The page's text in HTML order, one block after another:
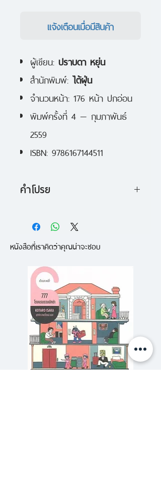
แจ้งเตือนเมื่อมีสินค้า
ผู้เขียน: ปราบดา หยุ่น
สำนักพิมพ์: ไต้ฝุ่น
จำนวนหน้า: 176 หน้า ปกอ่อน
พิมพ์ครั้งที่ 4 — กุมภาพันธ์
2559
ISBN: 9786167144511
คำโปรย
คล้ายจะเป็นบันทึกประวัติศาสตร์และ
เป็นนิทานไปพร้อมๆกัน
สรุปแล้วทั้งหมดคงเป็นเรื่องไม่จริง
จริงๆ
รวมจินตนาการสั้นๆ อีกเล่มของ
ปราบดา หยุ่น
ที่เต็มไปด้วยอารมณ์ขันและความ
ยียวน
หนังสือที่เราคิดว่าคุณน่าจะชอบ